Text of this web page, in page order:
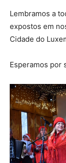
Lembramos a
expostos em
Cidade do
Esperamos por